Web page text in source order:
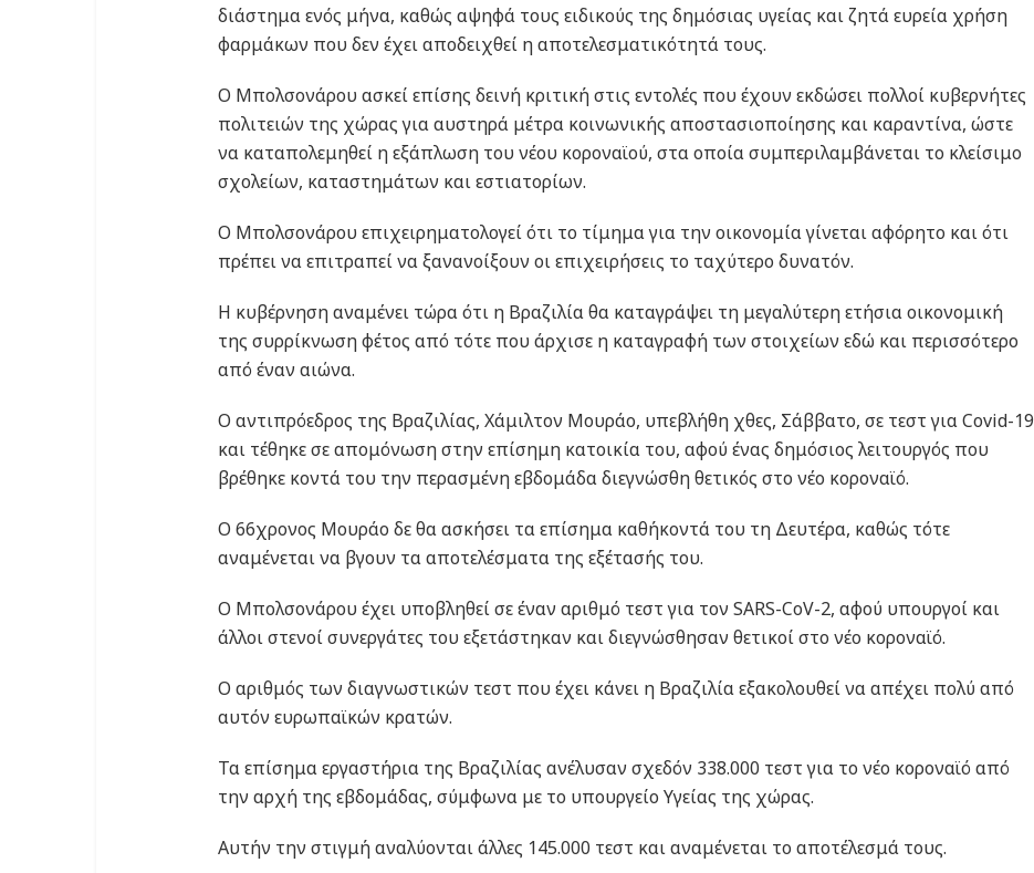
διάστημα ενός μήνα, καθώς αψηφά τους ειδικούς της δημόσιας υγείας και ζητά ευρεία χρήση
φαρμάκων που δεν έχει αποδειχθεί η αποτελεσματικότητά τους.
Ο Μπολσονάρου ασκεί επίσης δεινή κριτική στις εντολές που έχουν εκδώσει πολλοί κυβερνήτες
πολιτειών της χώρας για αυστηρά μέτρα κοινωνικής αποστασιοποίησης και καραντίνα, ώστε
να καταπολεμηθεί η εξάπλωση του νέου κοροναϊού, στα οποία συμπεριλαμβάνεται το κλείσιμο
σχολείων, καταστημάτων και εστιατορίων.
Ο Μπολσονάρου επιχειρηματολογεί ότι το τίμημα για την οικονομία γίνεται αφόρητο και ότι
πρέπει να επιτραπεί να ξανανοίξουν οι επιχειρήσεις το ταχύτερο δυνατόν.
Η κυβέρνηση αναμένει τώρα ότι η Βραζιλία θα καταγράψει τη μεγαλύτερη ετήσια οικονομική
της συρρίκνωση φέτος από τότε που άρχισε η καταγραφή των στοιχείων εδώ και περισσότερο
από έναν αιώνα.
Ο αντιπρόεδρος της Βραζιλίας, Χάμιλτον Μουράο, υπεβλήθη χθες, Σάββατο, σε τεστ για Covid-19
και τέθηκε σε απομόνωση στην επίσημη κατοικία του, αφού ένας δημόσιος λειτουργός που
βρέθηκε κοντά του την περασμένη εβδομάδα διεγνώσθη θετικός στο νέο κοροναϊό.
Ο 66χρονος Μουράο δε θα ασκήσει τα επίσημα καθήκοντά του τη Δευτέρα, καθώς τότε
αναμένεται να βγουν τα αποτελέσματα της εξέτασής του.
Ο Μπολσονάρου έχει υποβληθεί σε έναν αριθμό τεστ για τον SARS-CoV-2, αφού υπουργοί και
άλλοι στενοί συνεργάτες του εξετάστηκαν και διεγνώσθησαν θετικοί στο νέο κοροναϊό.
Ο αριθμός των διαγνωστικών τεστ που έχει κάνει η Βραζιλία εξακολουθεί να απέχει πολύ από
αυτόν ευρωπαϊκών κρατών.
Τα επίσημα εργαστήρια της Βραζιλίας ανέλυσαν σχεδόν 338.000 τεστ για το νέο κοροναϊό από
την αρχή της εβδομάδας, σύμφωνα με το υπουργείο Υγείας της χώρας.
Αυτήν την στιγμή αναλύονται άλλες 145.000 τεστ και αναμένεται το αποτέλεσμά τους.